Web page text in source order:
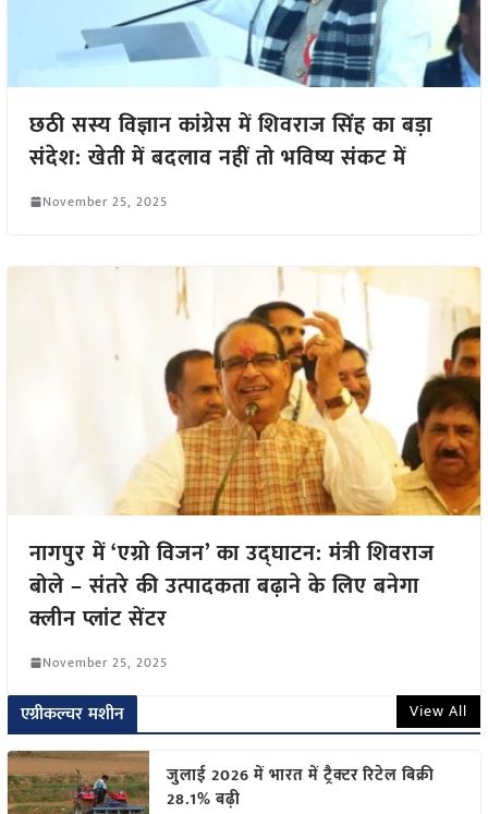
छठी सस्य विज्ञान कांग्रेस में शिवराज सिंह का बड़ा
संदेश: खेती में बदलाव नहीं तो भविष्य संकट में
November 25, 2025
नागपुर में ‘एग्रो विजन’ का उद्घाटन: मंत्री शिवराज
बोले – संतरे की उत्पादकता बढ़ाने के लिए बनेगा
क्लीन प्लांट सेंटर
November 25, 2025
एग्रीकल्चर मशीन View All
जुलाई 2026 में भारत में ट्रैक्टर रिटेल बिक्री
28.1% बढ़ी